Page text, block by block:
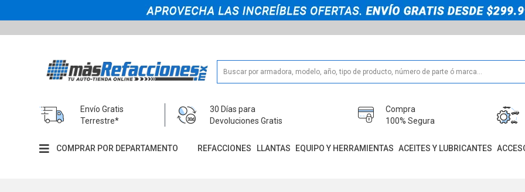
Envío Gratis
Terrestre*
30 Días para
Devoluciones Gratis
Compra
100% Segura
COMPRAR POR DEPARTAMENTO REFACCIONES LLANTAS EQUIPO Y HERRAMIENTAS ACEITES Y LUBRICANTES